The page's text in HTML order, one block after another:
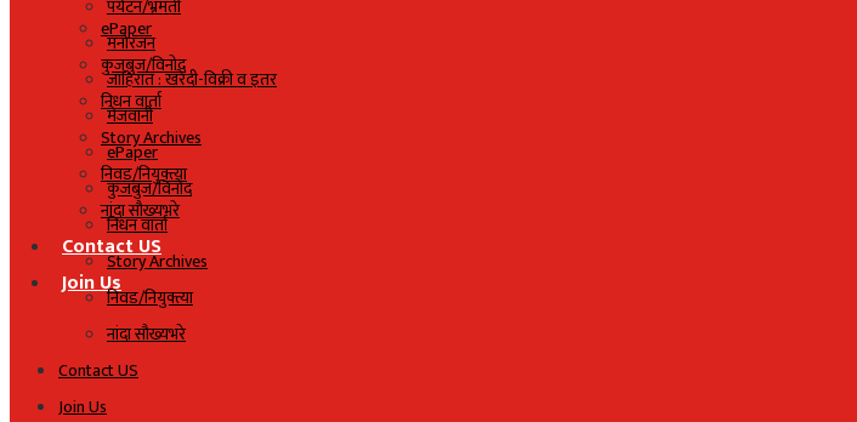
ePaper
कुजबुज/विनोद
निधन वार्ता
Story Archives
निवड/नियुक्त्या
नांदा सौख्यभरे
Contact US
Join Us
पर्यटन/भ्रमंती
मनोरंजन
जाहिरात : खरेदी-विक्री व इतर
मेजवानी
ePaper
कुजबुज/विनोद
निधन वार्ता
Story Archives
निवड/नियुक्त्या
नांदा सौख्यभरे
Contact US
Join Us